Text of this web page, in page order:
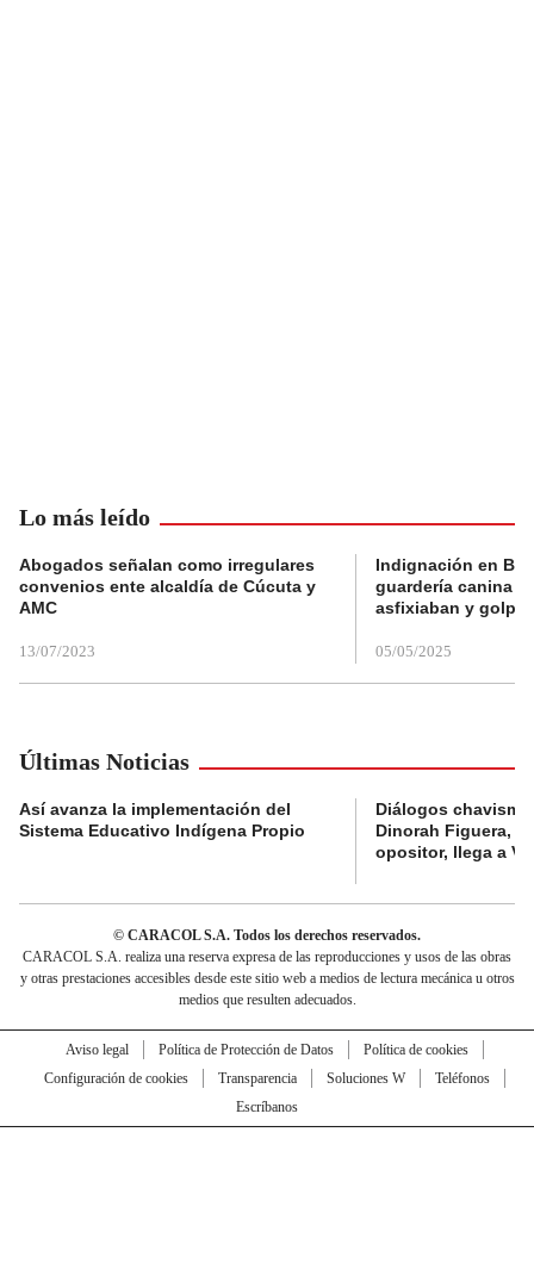
Lo más leído
Abogados señalan como irregulares
convenios ente alcaldía de Cúcuta y
AMC
13/07/2023
Indignación en
guardería canina
asfixiaban y
05/05/2025
Últimas Noticias
Así avanza la implementación del
Sistema Educativo Indígena Propio
Diálogos
Dinorah Figuera,
opositor, llega a
© CARACOL S.A. Todos los derechos reservados.
CARACOL S.A. realiza una reserva expresa de las reproducciones y usos de las obras
y otras prestaciones accesibles desde este sitio web a medios de lectura mecánica u otros
medios que resulten adecuados.
Aviso legal Política de Protección de Datos
Política de cookies
Configuración de cookies
Transparencia Soluciones W
Teléfonos
Escríbanos